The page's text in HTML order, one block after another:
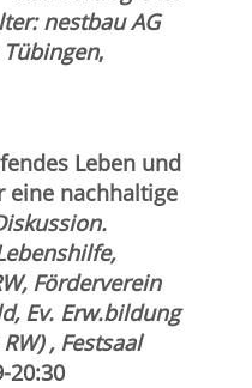
nestbau AG
,
Leben und
eine nachhaltige
Förderverein
Ev. Erw.bildung
, Festsaal
20:30